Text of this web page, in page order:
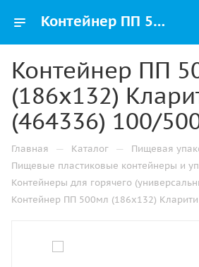
Контейнер ПП 500мл (186х132) Кларити (464336) 100/500 купить оптом и розницу с доставкой в Казани
Контейнер ПП
(186х132)
(464336) 100/
Главная — Каталог — Пищевая
Пищевые пластиковые контейнеры и
Контейнеры для горячего
Контейнер ПП 500мл (186х132)